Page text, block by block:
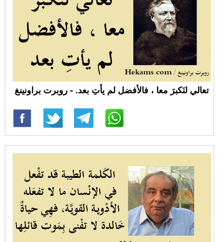
تعالي لنَكبرَ معا ، فالأفضل لم يأتِ بعد. - روبرت براونينغ